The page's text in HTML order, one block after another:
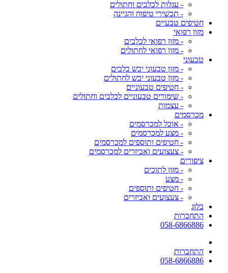
- עגלות לכלבים וחתולים
- תכשירי טיפוח והגיינה
חטיפים טבעיים
מזון רפואי
- מזון רפואי לכלבים
- מזון רפואי לחתולים
טבעוני
- מזון טבעוני יבש כלבים
- מזון טבעוני יבש לחתולים
- חטיפים טבעוניים
- שימורים טבעוניים לכלבים וחתולים
- עצמות
מכרסמים
- אוכל למכרסמים
- מצע למכרסמים
- חטיפים ותוספים למכרסמים
- צעצועים ואביזרים למכרסמים
ציפורים
- מזון לתוכים
- מצע
- חטיפים ותוספים
- צעצועים ואביזרים
בלוג
התחברות
058-6866886
התחברות
058-6866886